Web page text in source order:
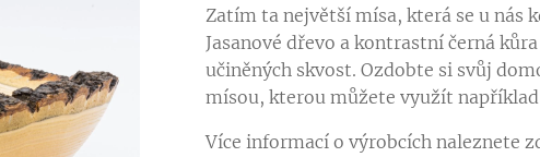
Zatím ta největší mísa, která se u nás
Jasanové dřevo a kontrastní černá
učiněných skvost. Ozdobte si svůj
mísou, kterou můžete využít například
Více informací o výrobcích naleznete